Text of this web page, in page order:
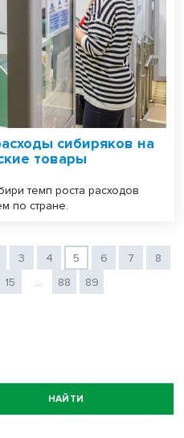
сибиряков на
товары
темп роста расходов
по стране.
3 4 5 6 7
8
15 ... 88
89
НАЙТИ